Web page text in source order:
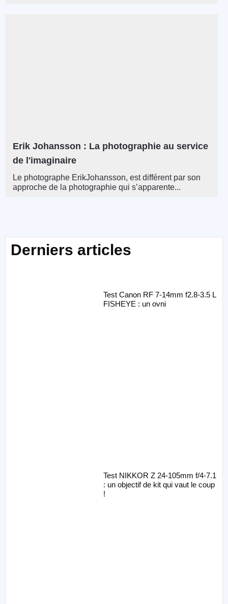
Erik Johansson : La photographie au service
de l'imaginaire
Le photographe ErikJohansson, est différent par son
approche de la photographie qui s’apparente...
Derniers articles
Test Canon RF 7-14mm f2.8-3.5 L
FISHEYE : un ovni
Test NIKKOR Z 24-105mm f/4-7.1
: un objectif de kit qui vaut le coup
!